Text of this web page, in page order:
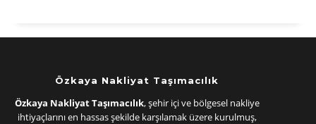
yapacakları bu işlemler sayesinde sizin de yorulmanıza gerek
Nakliyatile kısa süreler içerisinde halledilebilecektir.
Özkaya Nakliyat Taşımacılık
Özkaya Nakliyat Taşımacılık, şehir içi ve bölgesel nakliye
ihtiyaçlarını en hassas şekilde karşılamak üzere kurulmuş,